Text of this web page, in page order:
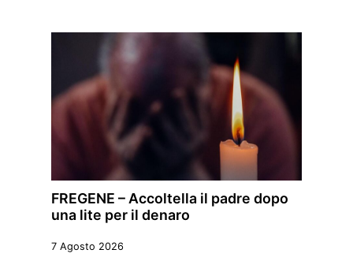
FREGENE – Accoltella il padre dopo
una lite per il denaro
7 Agosto 2026